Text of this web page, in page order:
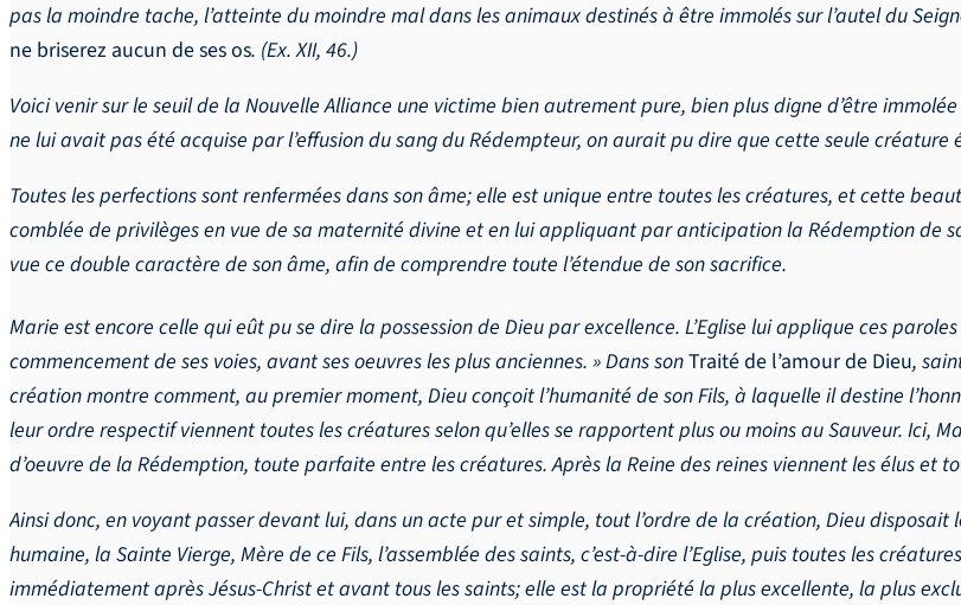
pas la moindre tache, l’atteinte du moindre mal dans les animaux destinés à être immolés sur l’autel du
ne briserez aucun de ses os. (Ex. XII, 46.)
Voici venir sur le seuil de la Nouvelle Alliance une victime bien autrement pure, bien plus digne d’être
ne lui avait pas été acquise par l’effusion du sang du Rédempteur, on aurait pu dire que cette seule
Toutes les perfections sont renfermées dans son âme; elle est unique entre toutes les créatures, et cette
comblée de privilèges en vue de sa maternité divine et en lui appliquant par anticipation la Rédemption de
vue ce double caractère de son âme, afin de comprendre toute l’étendue de son sacrifice.
Marie est encore celle qui eût pu se dire la possession de Dieu par excellence. L’Eglise lui applique ces
commencement de ses voies, avant ses oeuvres les plus anciennes. » Dans sonTraité de l’amour de Dieu,
création montre comment, au premier moment, Dieu conçoit l’humanité de son Fils, à laquelle il destine
leur ordre respectif viennent toutes les créatures selon qu’elles se rapportent plus ou moins au Sauveur. Ici,
d’oeuvre de la Rédemption, toute parfaite entre les créatures. Après la Reine des reines viennent les élus et
Ainsi donc, en voyant passer devant lui, dans un acte pur et simple, tout l’ordre de la création, Dieu
humaine, la Sainte Vierge, Mère de ce Fils, l’assemblée des saints, c’est-à-dire l’Eglise, puis toutes les
immédiatement après Jésus-Christ et avant tous les saints; elle est la propriété la plus excellente, la plus